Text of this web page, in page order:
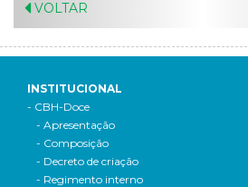
VOLTAR
INSTITUCIONAL
- CBH-Doce
- Apresentação
- Composição
- Decreto de criação
- Regimento interno